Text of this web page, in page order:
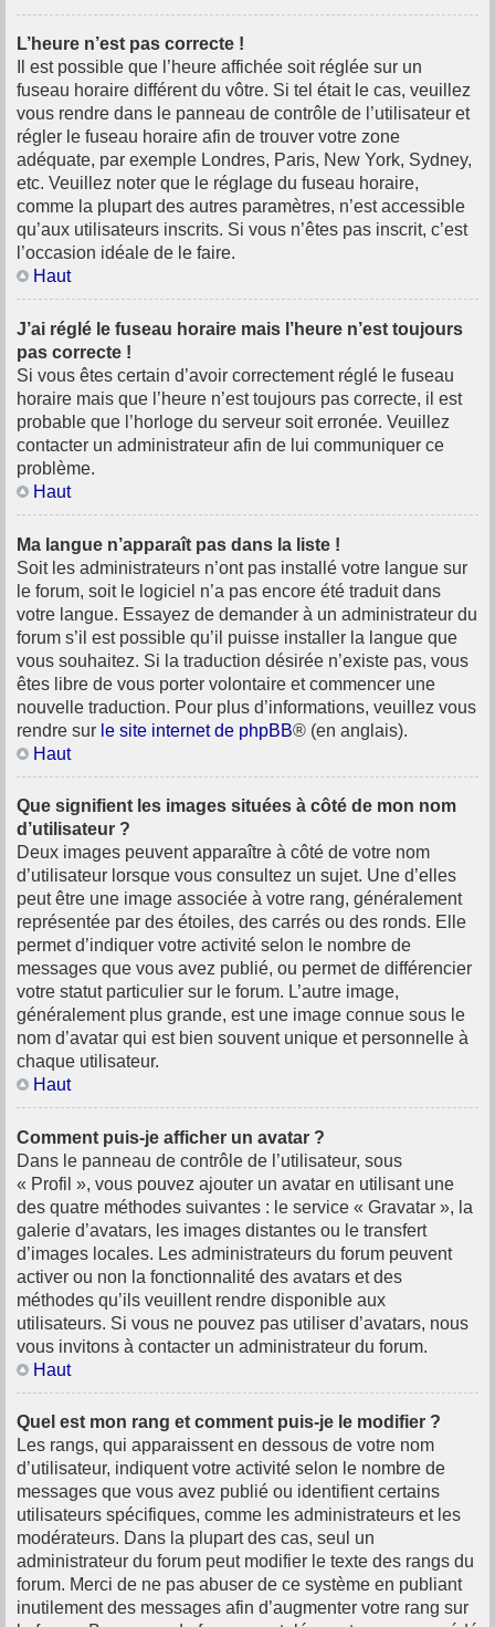
L’heure n’est pas correcte !
Il est possible que l’heure affichée soit réglée sur un
fuseau horaire différent du vôtre. Si tel était le cas, veuillez
vous rendre dans le panneau de contrôle de l’utilisateur et
régler le fuseau horaire afin de trouver votre zone
adéquate, par exemple Londres, Paris, New York, Sydney,
etc. Veuillez noter que le réglage du fuseau horaire,
comme la plupart des autres paramètres, n’est accessible
qu’aux utilisateurs inscrits. Si vous n’êtes pas inscrit, c’est
l’occasion idéale de le faire.
Haut
J’ai réglé le fuseau horaire mais l’heure n’est toujours
pas correcte !
Si vous êtes certain d’avoir correctement réglé le fuseau
horaire mais que l’heure n’est toujours pas correcte, il est
probable que l’horloge du serveur soit erronée. Veuillez
contacter un administrateur afin de lui communiquer ce
problème.
Haut
Ma langue n’apparaît pas dans la liste !
Soit les administrateurs n’ont pas installé votre langue sur
le forum, soit le logiciel n’a pas encore été traduit dans
votre langue. Essayez de demander à un administrateur du
forum s’il est possible qu’il puisse installer la langue que
vous souhaitez. Si la traduction désirée n’existe pas, vous
êtes libre de vous porter volontaire et commencer une
nouvelle traduction. Pour plus d’informations, veuillez vous
rendre sur le site internet de phpBB® (en anglais).
Haut
Que signifient les images situées à côté de mon nom
d’utilisateur ?
Deux images peuvent apparaître à côté de votre nom
d’utilisateur lorsque vous consultez un sujet. Une d’elles
peut être une image associée à votre rang, généralement
représentée par des étoiles, des carrés ou des ronds. Elle
permet d’indiquer votre activité selon le nombre de
messages que vous avez publié, ou permet de différencier
votre statut particulier sur le forum. L’autre image,
généralement plus grande, est une image connue sous le
nom d’avatar qui est bien souvent unique et personnelle à
chaque utilisateur.
Haut
Comment puis-je afficher un avatar ?
Dans le panneau de contrôle de l’utilisateur, sous
« Profil », vous pouvez ajouter un avatar en utilisant une
des quatre méthodes suivantes : le service « Gravatar », la
galerie d’avatars, les images distantes ou le transfert
d’images locales. Les administrateurs du forum peuvent
activer ou non la fonctionnalité des avatars et des
méthodes qu’ils veuillent rendre disponible aux
utilisateurs. Si vous ne pouvez pas utiliser d’avatars, nous
vous invitons à contacter un administrateur du forum.
Haut
Quel est mon rang et comment puis-je le modifier ?
Les rangs, qui apparaissent en dessous de votre nom
d’utilisateur, indiquent votre activité selon le nombre de
messages que vous avez publié ou identifient certains
utilisateurs spécifiques, comme les administrateurs et les
modérateurs. Dans la plupart des cas, seul un
administrateur du forum peut modifier le texte des rangs du
forum. Merci de ne pas abuser de ce système en publiant
inutilement des messages afin d’augmenter votre rang sur